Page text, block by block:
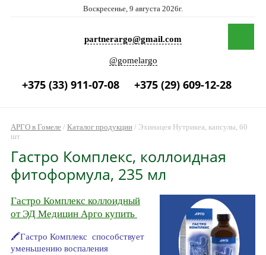
Воскресенье, 9 августа 2026г.
partnerargo@gmail.com
@gomelargo
+375 (33) 911-07-08 +375 (29) 609-12-28
АРГО в Гомеле/ Каталог продукции/ Эхинацея Нутрикеа, капсулы, 60
шт
Гастро Комплекс, коллоидная
фитоформула, 235 мл
Гастро Комплекс коллоидный
от ЭД Медицин Арго купить
🖍Гастро Комплекс способствует
уменьшению воспаления